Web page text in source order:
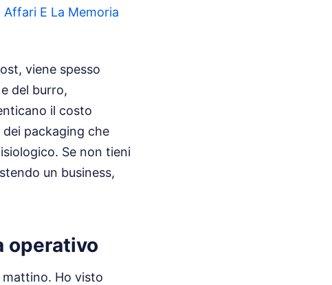
E La Memoria
viene spesso
del burro,
il costo
packaging che
Se non tieni
un business,
operativo
mattino. Ho visto